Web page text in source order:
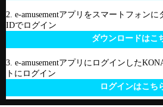
2. e-amusementアプリをスマートフォン
IDでログイン
ダウンロードはこ
3. e-amusementアプリにログインした
トにログイン
ログインはこち